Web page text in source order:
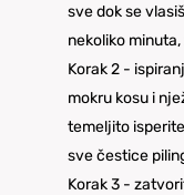
sve dok se
nekoliko
Korak 2 -
mokru kosu i
temeljito
sve čestice
Korak 3 -